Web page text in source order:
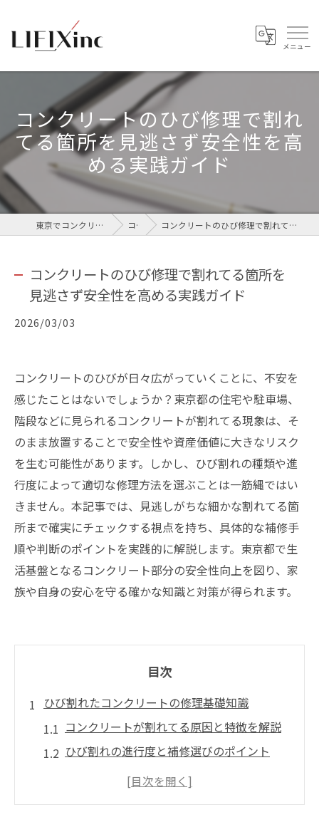
コンクリートのひび修理で割れ
てる箇所を見逃さず安全性を高
める実践ガイド
東京でコンクリートなら株式会社LIFIX コラム コンクリートのひび修理で割れてる箇所を見逃さず安全性を高める実践ガイド
コンクリートのひび修理で割れてる箇所を
見逃さず安全性を高める実践ガイド
2026/03/03
コンクリートのひびが日々広がっていくことに、不安を
感じたことはないでしょうか？東京都の住宅や駐車場、
階段などに見られるコンクリートが割れてる現象は、そ
のまま放置することで安全性や資産価値に大きなリスク
を生む可能性があります。しかし、ひび割れの種類や進
行度によって適切な修理方法を選ぶことは一筋縄ではい
きません。本記事では、見逃しがちな細かな割れてる箇
所まで確実にチェックする視点を持ち、具体的な補修手
順や判断のポイントを実践的に解説します。東京都で生
活基盤となるコンクリート部分の安全性向上を図り、家
族や自身の安心を守る確かな知識と対策が得られます。
目次
ひび割れたコンクリートの修理基礎知識
コンクリートが割れてる原因と特徴を解説
ひび割れの進行度と補修選びのポイント
割れてるコンクリートの種類別対策方法